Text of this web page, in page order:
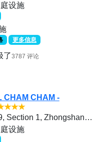
设施
更多信息
了3787 评论
CHAM CHAM -
No. 139, Section 1, Zhongshan Road
设施